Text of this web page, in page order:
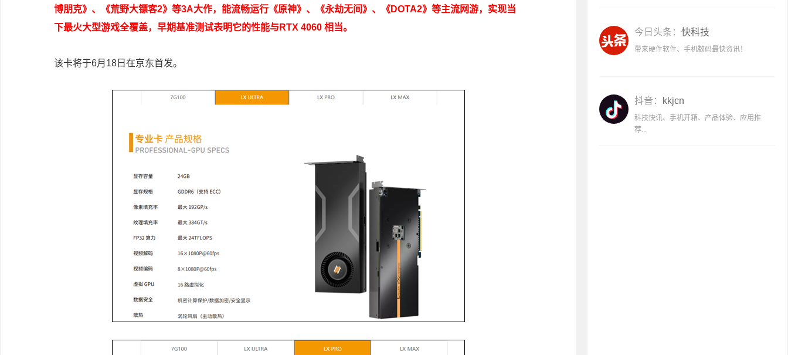
博朋克》、《荒野大镖客2》等3A大作，能流畅运行《原神》、《永劫无间》、《DOTA2》等主流网游，实现当
下最火大型游戏全覆盖，早期基准测试表明它的性能与RTX 4060 相当。
该卡将于6月18日在京东首发。
今日头条： 快科技
带来硬件软件、手机数码最快资讯！
抖音： kkjcn
科技快讯、手机开箱、产品体验、应用推
荐...